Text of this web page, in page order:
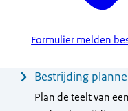
Formulier melden
MenuBestrijding
Plan de teelt van